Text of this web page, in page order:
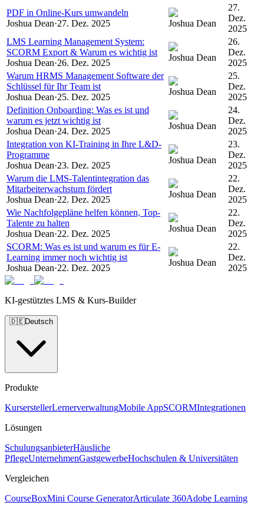
PDF in Online-Kurs umwandeln
Joshua Dean·27. Dez. 2025 Joshua Dean
27.
Dez.
2025
LMS Learning Management System:
SCORM Export & Warum es wichtig ist
Joshua Dean·26. Dez. 2025
Joshua Dean
26.
Dez.
2025
Warum HRMS Management Software der
Schlüssel für Ihr Team ist
Joshua Dean·25. Dez. 2025
Joshua Dean
25.
Dez.
2025
Definition Onboarding: Was es ist und
warum es jetzt wichtig ist
Joshua Dean·24. Dez. 2025
Joshua Dean
24.
Dez.
2025
Integration von KI-Training in Ihre L&D-
Programme
Joshua Dean·23. Dez. 2025
Joshua Dean
23.
Dez.
2025
Warum die LMS-Talentintegration das
Mitarbeiterwachstum fördert
Joshua Dean·22. Dez. 2025
Joshua Dean
22.
Dez.
2025
Wie Nachfolgepläne helfen können, Top-
Talente zu halten
Joshua Dean·22. Dez. 2025
Joshua Dean
22.
Dez.
2025
SCORM: Was es ist und warum es für E-
Learning immer noch wichtig ist
Joshua Dean·22. Dez. 2025
Joshua Dean
22.
Dez.
2025
KI-gestütztes LMS & Kurs-Builder
🇩🇪Deutsch
Produkte
KurserstellerLernerverwaltungMobile AppSCORMIntegrationen
Lösungen
SchulungsanbieterHäusliche
PflegeUnternehmenGastgewerbeHochschulen & Universitäten
Vergleichen
CourseBoxMini Course GeneratorArticulate 360Adobe Learning